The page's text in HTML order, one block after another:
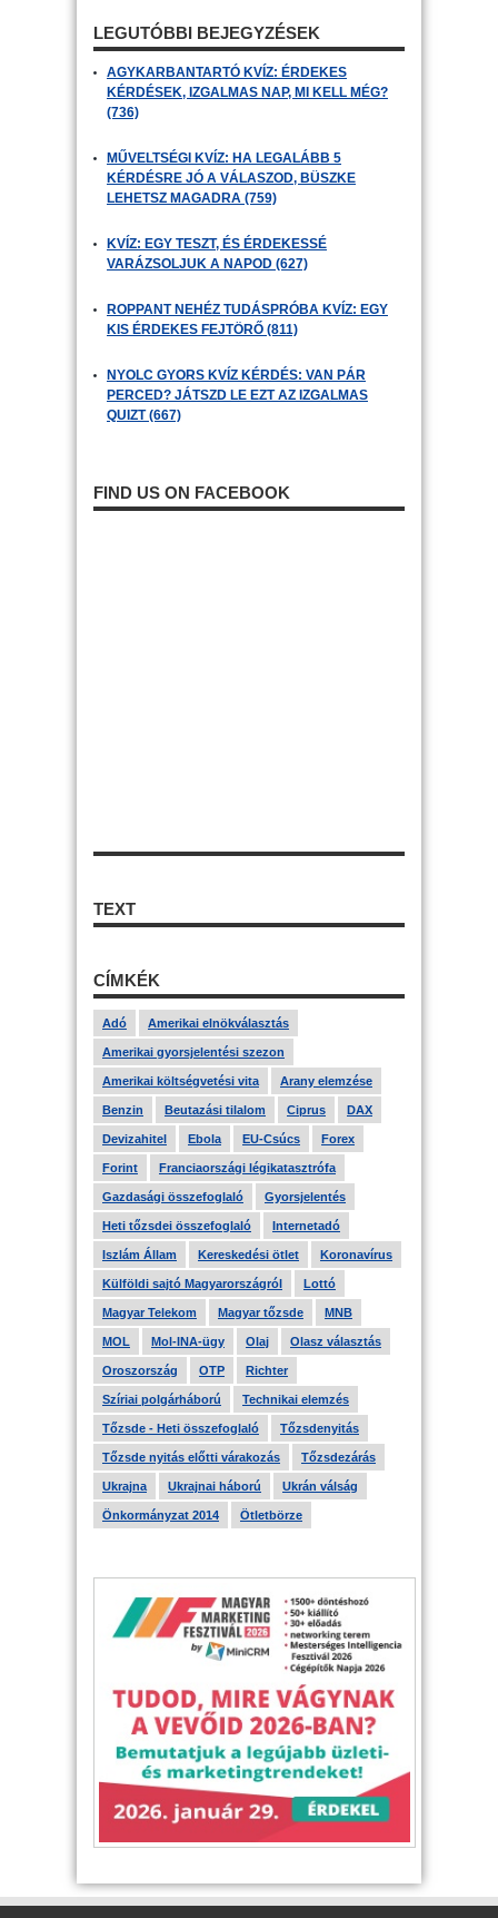
LEGUTÓBBI BEJEGYZÉSEK
AGYKARBANTARTÓ KVÍZ: ÉRDEKES
KÉRDÉSEK, IZGALMAS NAP, MI KELL MÉG?
(736)
MŰVELTSÉGI KVÍZ: HA LEGALÁBB 5
KÉRDÉSRE JÓ A VÁLASZOD, BÜSZKE
LEHETSZ MAGADRA (759)
KVÍZ: EGY TESZT, ÉS ÉRDEKESSÉ
VARÁZSOLJUK A NAPOD (627)
ROPPANT NEHÉZ TUDÁSPRÓBA KVÍZ: EGY
KIS ÉRDEKES FEJTÖRŐ (811)
NYOLC GYORS KVÍZ KÉRDÉS: VAN PÁR
PERCED? JÁTSZD LE EZT AZ IZGALMAS
QUIZT (667)
FIND US ON FACEBOOK
TEXT
CÍMKÉK
Adó Amerikai elnökválasztás
Amerikai gyorsjelentési szezon
Amerikai költségvetési vita Arany elemzése
Benzin Beutazási tilalom Ciprus DAX
Devizahitel Ebola EU-Csúcs Forex
Forint Franciaországi légikatasztrófa
Gazdasági összefoglaló Gyorsjelentés
Heti tőzsdei összefoglaló Internetadó
Iszlám Állam Kereskedési ötlet Koronavírus
Külföldi sajtó Magyarországról Lottó
Magyar Telekom Magyar tőzsde MNB
MOL Mol-INA-ügy Olaj Olasz választás
Oroszország OTP Richter
Szíriai polgárháború Technikai elemzés
Tőzsde - Heti összefoglaló Tőzsdenyitás
Tőzsde nyitás előtti várakozás Tőzsdezárás
Ukrajna Ukrajnai háború Ukrán válság
Önkormányzat 2014 Ötletbörze